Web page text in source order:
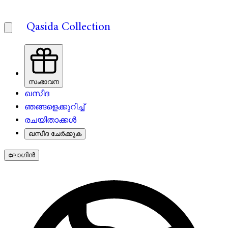
Qasida Collection
സംഭാവന
ഖസീദ
ഞങ്ങളെക്കുറിച്ച്
രചയിതാക്കൾ
ഖസീദ ചേർക്കുക
ലോഗിൻ